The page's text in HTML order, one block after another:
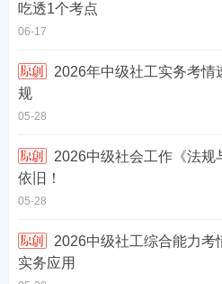
吃透1个考点
06-17
规
05-28
依旧！
05-28
实务应用